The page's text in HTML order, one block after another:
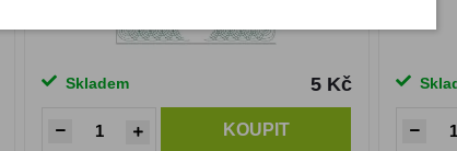
Skladem 5 Kč
KOUPIT